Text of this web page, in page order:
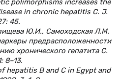
polimorphisms increases the
in chronic hepatitis C. J.
45.
Ю.И., Самоходская Л.М.
предрасположенности
хронического гепатита С.
8–13.
hepatitis B and C in Egypt and